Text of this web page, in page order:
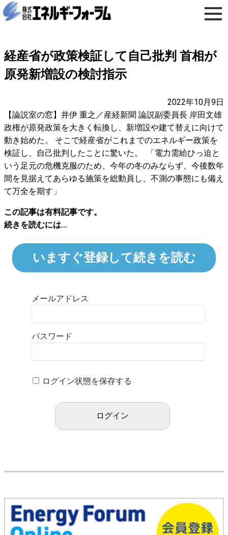
経産省が政策検証して自己批判 首相が
原発新増設の検討指示
2022年10月9日
【論説室の窓】井伊 重之／産経新聞 論説副委員長 岸田文雄
政権が原発政策を大きく転換し、新増設や建て替えに向けて
動き始めた。 そこで経産省がこれまでのエネルギー政策を
検証し、自己批判したことに驚いた。 「電力需給ひっ迫と
いう足元の危機克服のため、今年の冬のみならず、今後数年
間を見据えてあらゆる施策を総動員し、不測の事態にも備え
て万全を期す」
この記事は有料記事です。
続きを読むには...
いますぐ登録して続きを読む
メールアドレス
パスワード
ログイン状態を保存する